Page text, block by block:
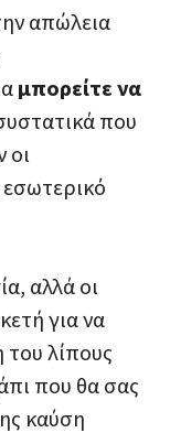
απώλεια
μπορείτε να
που
οι
εσωτερικό
αλλά οι
για να
του λίπους
που θα σας
καύση